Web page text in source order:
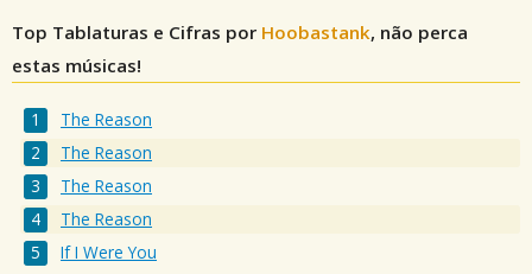
Top Tablaturas e Cifras por Hoobastank, não perca
estas músicas!
The Reason
The Reason
The Reason
The Reason
If I Were You